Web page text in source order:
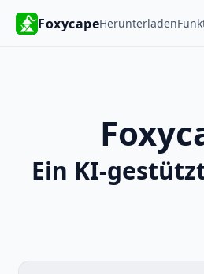
FoxycapeHerunterladen
Ein KI-